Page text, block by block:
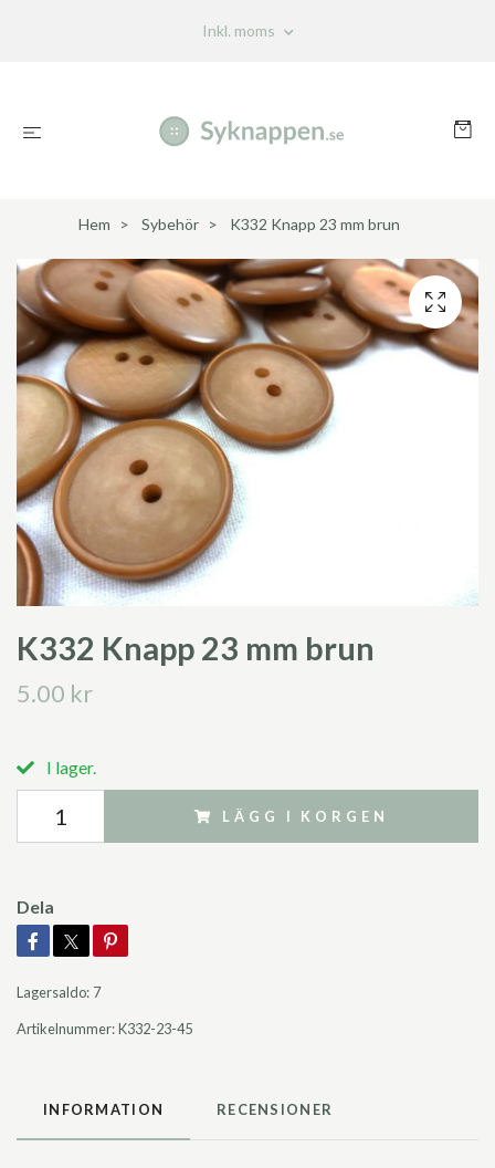
Inkl. moms
Hem Sybehör K332 Knapp 23 mm brun
K332 Knapp 23 mm brun
5.00 kr
I lager.
LÄGG I KORGEN
Dela
Lagersaldo: 7
Artikelnummer:K332-23-45
INFORMATION RECENSIONER